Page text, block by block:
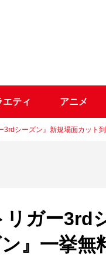
エティ アニメ
3rdシーズン』新規場面カット
リガー3rd
ン』一挙無